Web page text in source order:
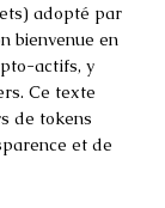
adopté par
bienvenue en
actifs, y
Ce texte
de tokens
et de